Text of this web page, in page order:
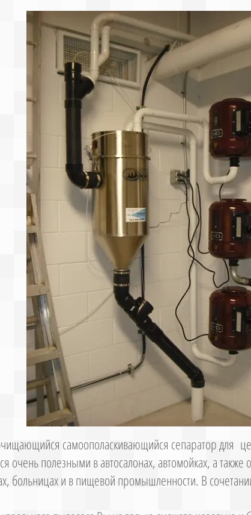
самоополаскивающийся сепаратор для
очень полезными в автосалонах, автомойках, а также
больницах и в пищевой промышленности. В